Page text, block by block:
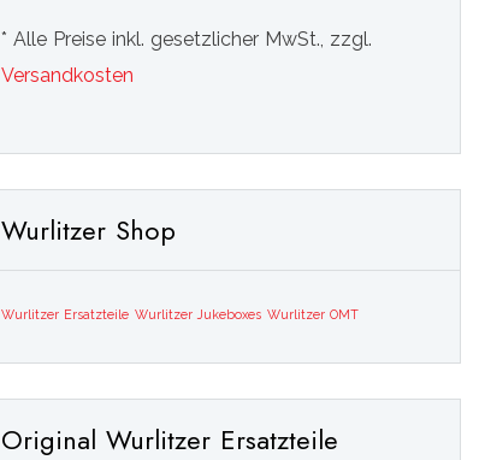
* Alle Preise inkl. gesetzlicher MwSt., zzgl.
Versandkosten
Wurlitzer Shop
Wurlitzer Ersatzteile Wurlitzer Jukeboxes Wurlitzer OMT
Original Wurlitzer Ersatzteile